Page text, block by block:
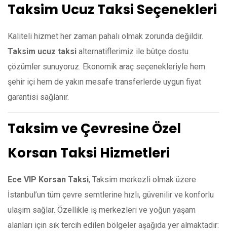
Taksim Ucuz Taksi Seçenekleri
Kaliteli hizmet her zaman pahalı olmak zorunda değildir.
Taksim ucuz taksi alternatiflerimiz ile bütçe dostu
çözümler sunuyoruz. Ekonomik araç seçenekleriyle hem
şehir içi hem de yakın mesafe transferlerde uygun fiyat
garantisi sağlanır.
Taksim ve Çevresine Özel
Korsan Taksi Hizmetleri
Ece VIP Korsan Taksi, Taksim merkezli olmak üzere
İstanbul’un tüm çevre semtlerine hızlı, güvenilir ve konforlu
ulaşım sağlar. Özellikle iş merkezleri ve yoğun yaşam
alanları için sık tercih edilen bölgeler aşağıda yer almaktadır: